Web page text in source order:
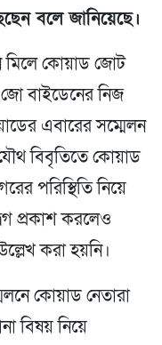
বলে জানিয়েছে।
মিলে কোয়াড জোট
জো বাইডেনের নিজ
এবারের সম্মেলন
বিবৃতিতে কোয়াড
পরিস্থিতি নিয়ে
প্রকাশ করলেও
করা হয়নি।
কোয়াড নেতারা
বিষয় নিয়ে